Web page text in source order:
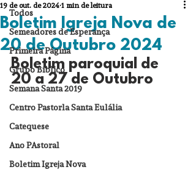
Todos
Semeadores de Esperança
Primeira Página
Grupo Bíblico
Semana Santa 2019
Centro Pastorla Santa Eulália
Catequese
Ano PAstoral
Boletim Igreja Nova
Boletim Igreja Nova de
20 de Outubro 2024
19 de out. de 2024 1 min de leitura
Boletim paroquial de
20 a 27 de Outubro